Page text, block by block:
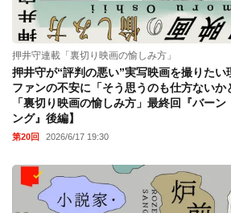
押井守連載「裏切り映画の愉しみ方」
押井守が“評判の悪い”実写映画を撮りたい
ファンの不安に「そう思うのも仕方ない
「裏切り映画の愉しみ方」最終回『バー
ング』後編】
第20回 2026/6/17 19:30